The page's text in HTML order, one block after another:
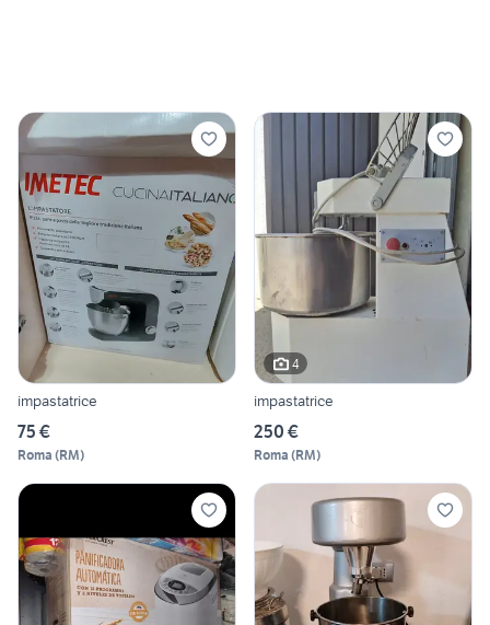
impastatrice
75 €
Roma (RM)
4
impastatrice
250 €
Roma (RM)